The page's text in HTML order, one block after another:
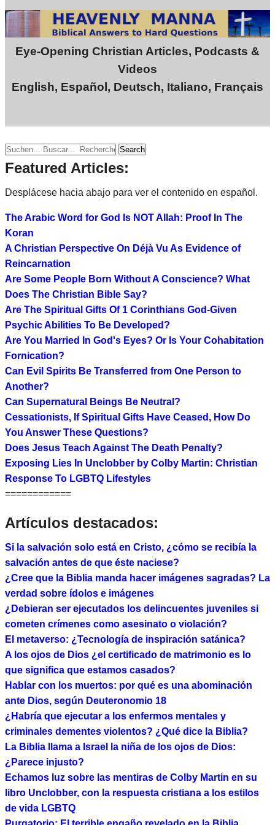
Eye-Opening Christian Articles, Podcasts &
Videos
English, Español, Deutsch, Italiano, Français
Search
Featured Articles:
Desplácese hacia abajo para ver el contenido en español.
The Arabic Word for God Is NOT Allah: Proof In The
Koran
A Christian Perspective On Déjà Vu As Evidence of
Reincarnation
Are Some People Born Without A Conscience? What
Does The Christian Bible Say?
Are The Spiritual Gifts Of 1 Corinthians God-Given
Psychic Abilities To Be Developed?
Are You Married In God's Eyes? Or Is Your Cohabitation
Fornication?
Can Evil Spirits Be Transferred from One Person to
Another?
Can Supernatural Beings Be Neutral?
Cessationists, If Spiritual Gifts Have Ceased, How Do
You Answer These Questions?
Does Jesus Teach Against The Death Penalty?
Exposing Lies In Unclobber by Colby Martin: Christian
Response To LGBTQ Lifestyles
============
Artículos destacados:
Si la salvación solo está en Cristo, ¿cómo se recibía la
salvación antes de que éste naciese?
¿Cree que la Biblia manda hacer imágenes sagradas? La
verdad sobre ídolos e imágenes
¿Debieran ser ejecutados los delincuentes juveniles si
cometen crímenes como asesinato o violación?
El metaverso: ¿Tecnología de inspiración satánica?
A los ojos de Dios ¿el certificado de matrimonio es lo
que significa que estamos casados?
Hablar con los muertos: por qué es una abominación
ante Dios, según Deuteronomio 18
¿Habría que ejecutar a los enfermos mentales y
criminales dementes violentos? ¿Qué dice la Biblia?
La Biblia llama a Israel la niña de los ojos de Dios:
¿Parece injusto?
Echamos luz sobre las mentiras de Colby Martin en su
libro Unclobber, con la respuesta cristiana a los estilos
de vida LGBTQ